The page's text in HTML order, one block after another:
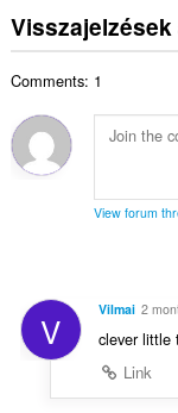
Comments: 1
View forum
V Vilmai 2
clever little
Link